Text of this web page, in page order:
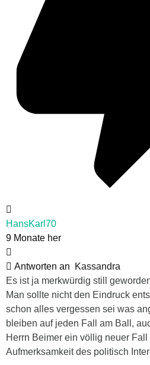
HansKarl70
9 Monate her
Antworten an
Kassandra
Es ist ja merkwürdig still
Man sollte nicht den Eindruck
schon alles vergessen sei was
bleiben auf jeden Fall am Ball,
Herrn Beimer ein völlig neuer
Aufmerksamkeit des politisch